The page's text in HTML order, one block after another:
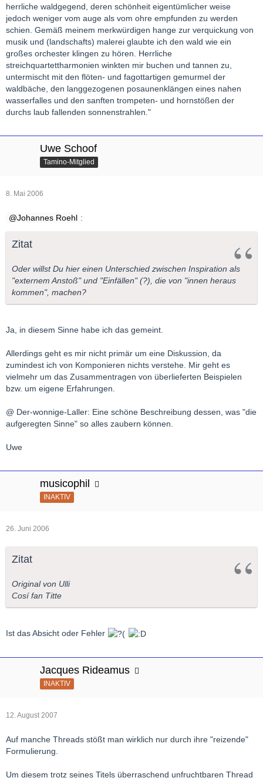
herrliche waldgegend, deren schönheit eigentümlicher weise
jedoch weniger vom auge als vom ohre empfunden zu werden
schien. Gemäß meinem merkwürdigen hange zur verquickung von
musik und (landschafts) malerei glaubte ich den wald wie ein
großes orchester klingen zu hören. Herrliche
streichquartettharmonien winkten mir buchen und tannen zu,
untermischt mit den flöten- und fagottartigen gemurmel der
waldbäche, den langgezogenen posaunenklängen eines nahen
wasserfalles und den sanften trompeten- und hornstößen der
durchs laub fallenden sonnenstrahlen."
Uwe Schoof
Tamino-Mitglied
8. Mai 2006
Johannes Roehl :
Zitat
Oder willst Du hier einen Unterschied zwischen Inspiration als
"externem Anstoß" und "Einfällen" (?), die von "innen heraus
kommen", machen?
Ja, in diesem Sinne habe ich das gemeint.
Allerdings geht es mir nicht primär um eine Diskussion, da
zumindest ich von Komponieren nichts verstehe. Mir geht es
vielmehr um das Zusammentragen von überlieferten Beispielen
bzw. um eigene Erfahrungen.
@ Der-wonnige-Laller: Eine schöne Beschreibung dessen, was "die
aufgeregten Sinne" so alles zaubern können.
Uwe
musicophil
INAKTIV
26. Juni 2006
Zitat
Original von Ulli
Cosí fan Titte
Ist das Absicht oder Fehler
Jacques Rideamus
INAKTIV
12. August 2007
Auf manche Threads stößt man wirklich nur durch ihre "reizende"
Formulierung.
Um diesem trotz seines Titels überraschend unfruchtbaren Thread